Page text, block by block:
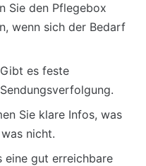
Sie den Pflegebox
wenn sich der Bedarf
Gibt es feste
Sie klare Infos, was
nicht.
eine gut erreichbare